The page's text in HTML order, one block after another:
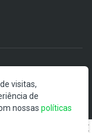
jornalístico, que
Nossas
como boletins
visitas,
de
nossas políticas